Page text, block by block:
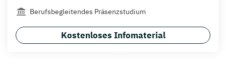
Berufsbegleitendes Präsenzstudium
Kostenloses Infomaterial